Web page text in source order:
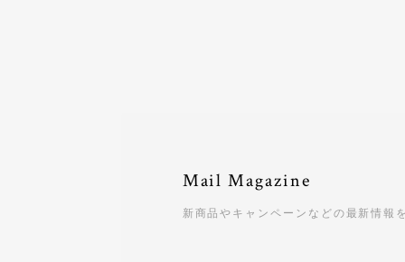
Mail Magazine
新商品やキャンペーンなどの最新情報